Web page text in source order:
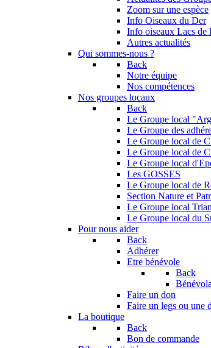
Zoom sur une espèce
Info Oiseaux du Der
Info oiseaux Lacs de
Autres actualités
Qui sommes-nous ?
Back
Notre équipe
Nos compétences
Nos groupes locaux
Back
Le Groupe local
Le Groupe des
Le Groupe local de
Le Groupe local de
Le Groupe local
Les GOSSES
Le Groupe local de
Section Nature et
Le Groupe local
Le Groupe local du
Pour nous aider
Back
Adhérer
Etre bénévole
Back
Faire un don
Faire un legs ou une
La boutique
Back
Bon de commande